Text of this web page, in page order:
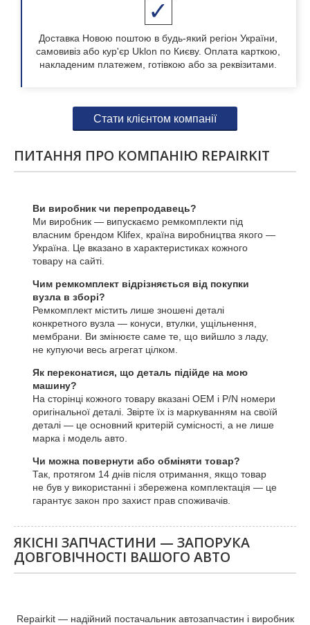
Доставка Новою поштою в будь-який регіон України,
самовивіз або кур'єр Uklon по Києву. Оплата карткою,
накладеним платежем, готівкою або за реквізитами.
Стати клієнтом компанії
ПИТАННЯ ПРО КОМПАНІЮ REPAIRKIT
Ви виробник чи перепродавець?
Ми виробник — випускаємо ремкомплекти під
власним брендом Klifex, країна виробництва якого —
Україна. Це вказано в характеристиках кожного
товару на сайті.
Чим ремкомплект відрізняється від покупки
вузла в зборі?
Ремкомплект містить лише зношені деталі
конкретного вузла — конуси, втулки, ущільнення,
мембрани. Ви змінюєте саме те, що вийшло з ладу,
не купуючи весь агрегат цілком.
Як переконатися, що деталь підійде на мою
машину?
На сторінці кожного товару вказані OEM і P/N номери
оригінальної деталі. Звірте їх із маркуванням на своїй
деталі — це основний критерій сумісності, а не лише
марка і модель авто.
Чи можна повернути або обміняти товар?
Так, протягом 14 днів після отримання, якщо товар
не був у використанні і збережена комплектація — це
гарантує закон про захист прав споживачів.
ЯКІСНІ ЗАПЧАСТИНИ — ЗАПОРУКА
ДОВГОВІЧНОСТІ ВАШОГО АВТО
Repairkit — надійний постачальник автозапчастин і виробник